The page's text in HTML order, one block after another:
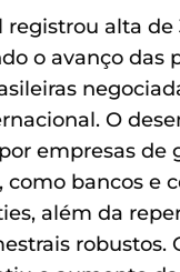
registrou alta de
o avanço das
O
empresas de
como bancos e
além da
robustos.